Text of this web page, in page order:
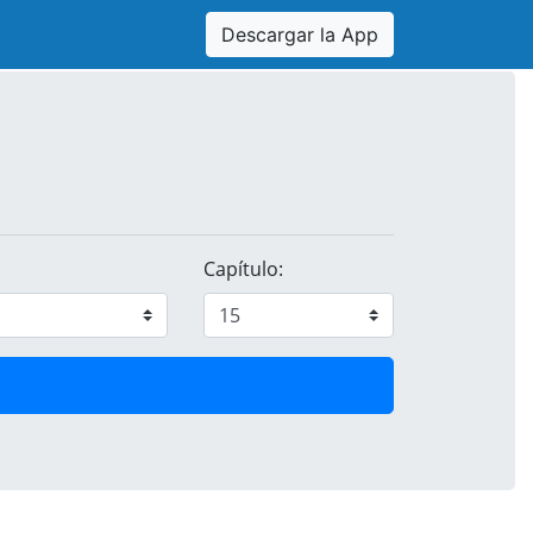
Descargar la App
Capítulo: